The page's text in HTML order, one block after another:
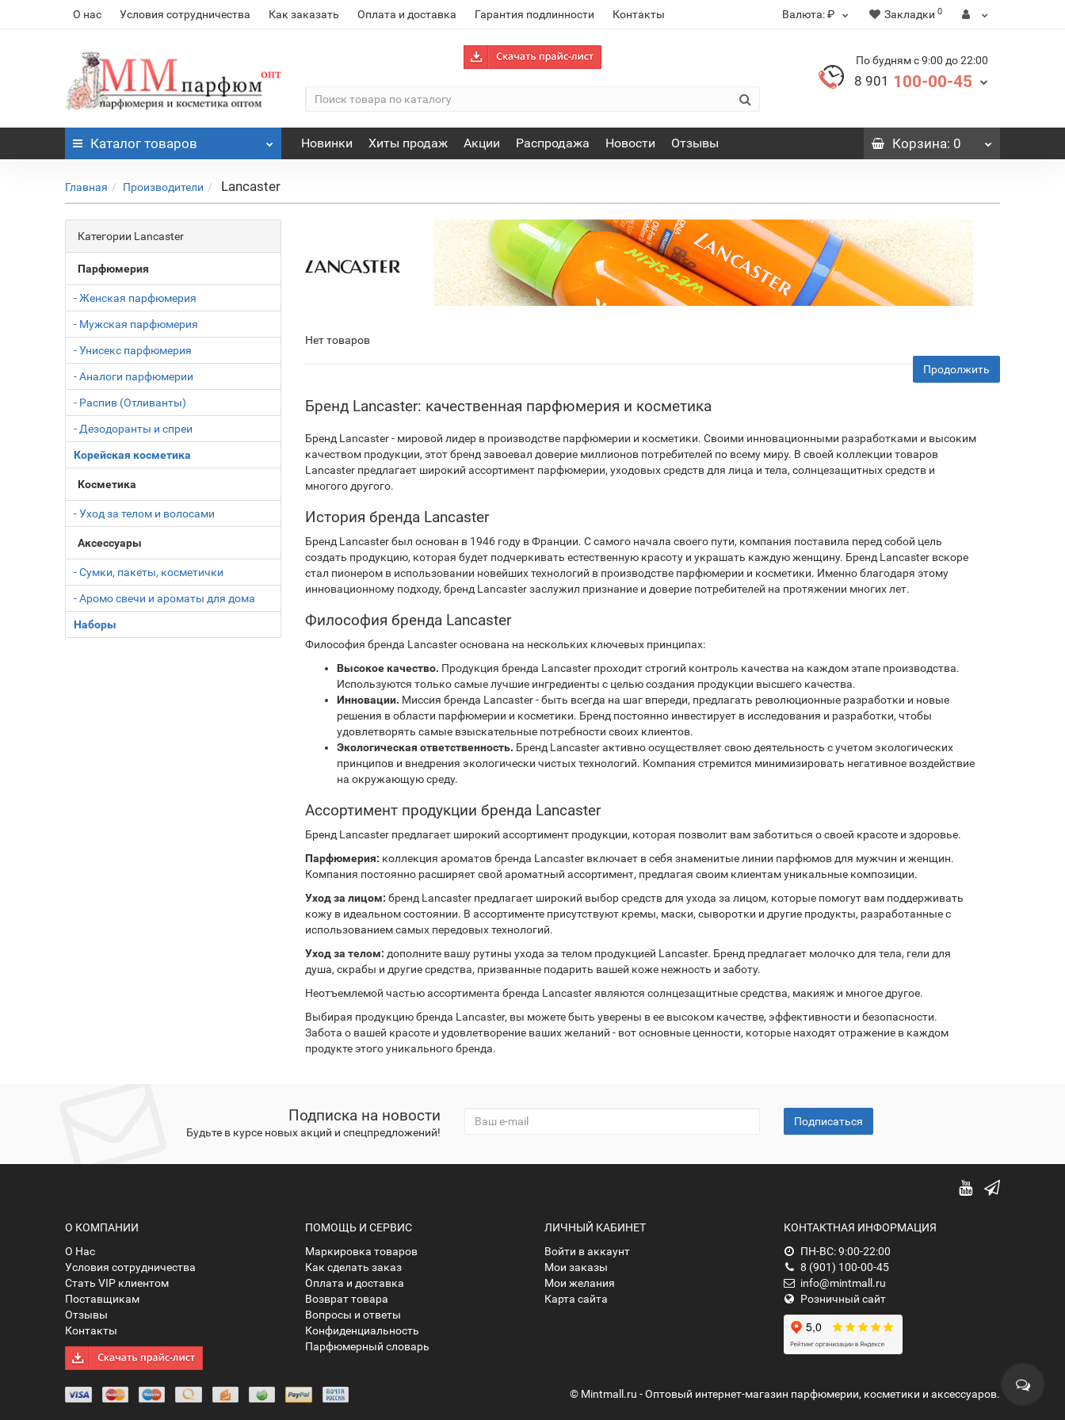
О нас Условия сотрудничества Как заказать Оплата и доставка Гарантия подлинности Контакты Валюта:₽ Закладки 0
По будням с 9:00 до 22:00
8 901 100-00-45
Каталог товаров Новинки Хиты продаж Акции Распродажа Новости Отзывы Корзина: 0
Главная Производители Lancaster
Категории Lancaster
Парфюмерия
- Женская парфюмерия
- Мужская парфюмерия
- Унисекс парфюмерия
- Аналоги парфюмерии
- Распив (Отливанты)
- Дезодоранты и спреи
Корейская косметика
Косметика
- Уход за телом и волосами
Аксессуары
- Сумки, пакеты, косметички
- Аромо свечи и ароматы для дома
Наборы
Нет товаров
Продолжить
Бренд Lancaster: качественная парфюмерия и косметика
Бренд Lancaster - мировой лидер в производстве парфюмерии и косметики. Своими инновационными разработками и высоким
качеством продукции, этот бренд завоевал доверие миллионов потребителей по всему миру. В своей коллекции товаров
Lancaster предлагает широкий ассортимент парфюмерии, уходовых средств для лица и тела, солнцезащитных средств и
многого другого.
История бренда Lancaster
Бренд Lancaster был основан в 1946 году в Франции. С самого начала своего пути, компания поставила перед собой цель
создать продукцию, которая будет подчеркивать естественную красоту и украшать каждую женщину. Бренд Lancaster вскоре
стал пионером в использовании новейших технологий в производстве парфюмерии и косметики. Именно благодаря этому
инновационному подходу, бренд Lancaster заслужил признание и доверие потребителей на протяжении многих лет.
Философия бренда Lancaster
Философия бренда Lancaster основана на нескольких ключевых принципах:
Высокое качество. Продукция бренда Lancaster проходит строгий контроль качества на каждом этапе производства.
Используются только самые лучшие ингредиенты с целью создания продукции высшего качества.
Инновации. Миссия бренда Lancaster - быть всегда на шаг впереди, предлагать революционные разработки и новые
решения в области парфюмерии и косметики. Бренд постоянно инвестирует в исследования и разработки, чтобы
удовлетворять самые взыскательные потребности своих клиентов.
Экологическая ответственность. Бренд Lancaster активно осуществляет свою деятельность с учетом экологических
принципов и внедрения экологически чистых технологий. Компания стремится минимизировать негативное воздействие
на окружающую среду.
Ассортимент продукции бренда Lancaster
Бренд Lancaster предлагает широкий ассортимент продукции, которая позволит вам заботиться о своей красоте и здоровье.
Парфюмерия: коллекция ароматов бренда Lancaster включает в себя знаменитые линии парфюмов для мужчин и женщин.
Компания постоянно расширяет свой ароматный ассортимент, предлагая своим клиентам уникальные композиции.
Уход за лицом: бренд Lancaster предлагает широкий выбор средств для ухода за лицом, которые помогут вам поддерживать
кожу в идеальном состоянии. В ассортименте присутствуют кремы, маски, сыворотки и другие продукты, разработанные с
использованием самых передовых технологий.
Уход за телом: дополните вашу рутины ухода за телом продукцией Lancaster. Бренд предлагает молочко для тела, гели для
душа, скрабы и другие средства, призванные подарить вашей коже нежность и заботу.
Неотъемлемой частью ассортимента бренда Lancaster являются солнцезащитные средства, макияж и многое другое.
Выбирая продукцию бренда Lancaster, вы можете быть уверены в ее высоком качестве, эффективности и безопасности.
Забота о вашей красоте и удовлетворение ваших желаний - вот основные ценности, которые находят отражение в каждом
продукте этого уникального бренда.
Подписка на новости
Будьте в курсе новых акций и спецпредложений!
Подписаться
О КОМПАНИИ
О Нас
Условия сотрудничества
Стать VIP клиентом
Поставщикам
Отзывы
Контакты
ПОМОЩЬ И СЕРВИС
Маркировка товаров
Как сделать заказ
Оплата и доставка
Возврат товара
Вопросы и ответы
Конфиденциальность
Парфюмерный словарь
ЛИЧНЫЙ КАБИНЕТ
Войти в аккаунт
Мои заказы
Мои желания
Карта сайта
КОНТАКТНАЯ ИНФОРМАЦИЯ
ПН-ВС: 9:00-22:00
8 (901) 100-00-45
info@mintmall.ru
Розничный сайт
© Mintmall.ru - Оптовый интернет-магазин парфюмерии, косметики и аксессуаров.